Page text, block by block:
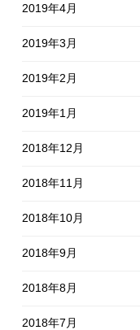
2019年4月
2019年3月
2019年2月
2019年1月
2018年12月
2018年11月
2018年10月
2018年9月
2018年8月
2018年7月